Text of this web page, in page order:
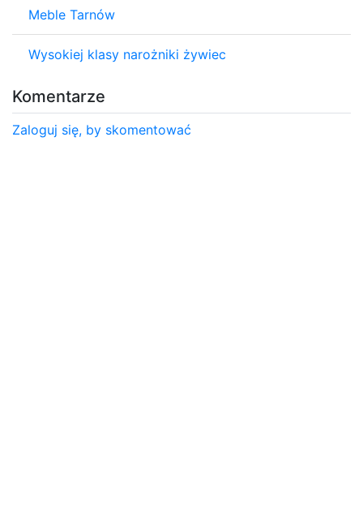
Meble Tarnów
Wysokiej klasy narożniki żywiec
Komentarze
Zaloguj się, by skomentować